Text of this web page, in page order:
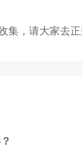
集，请大家去正